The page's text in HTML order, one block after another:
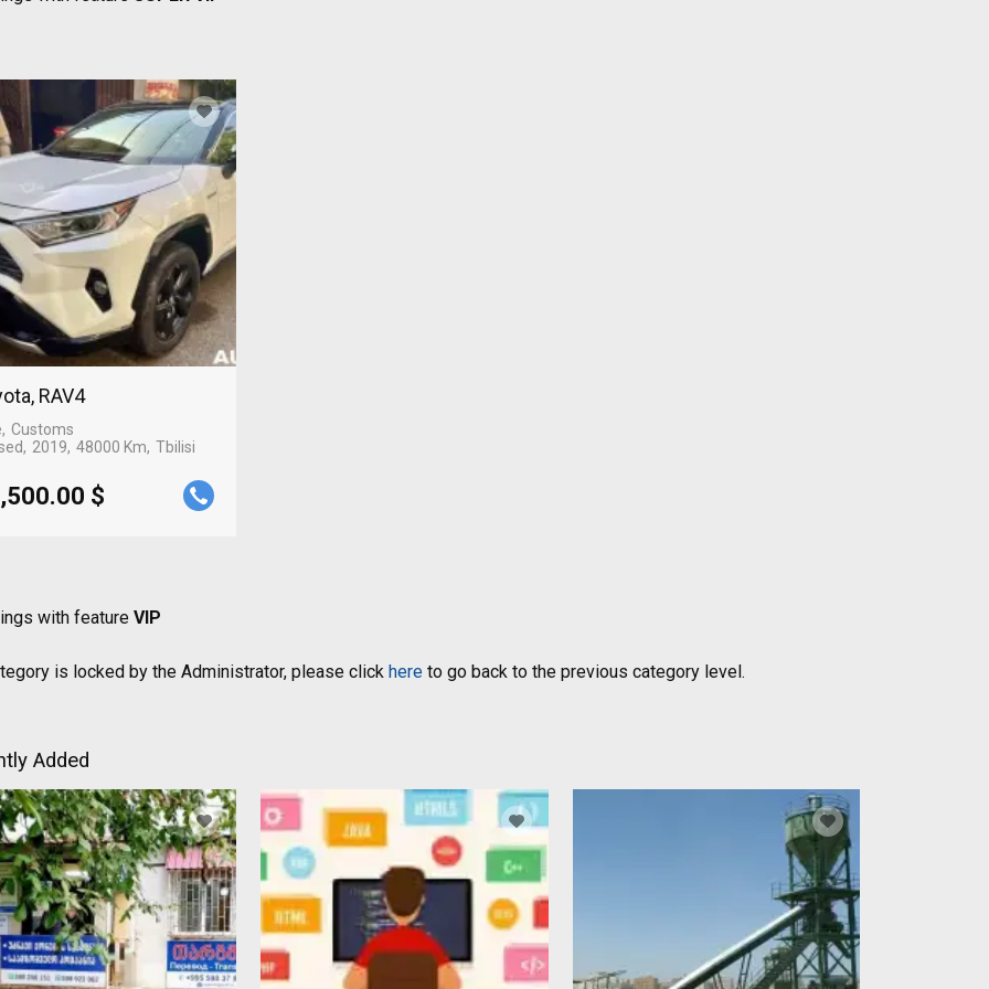
RAV4
Customs
2019 48000 Km Tbilisi
$
with feature VIP
is locked by the Administrator, please click here to go back to the previous category level.
Added